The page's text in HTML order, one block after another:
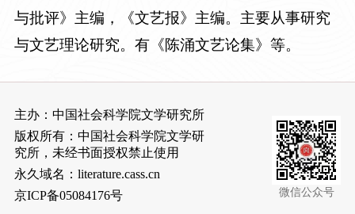
与批评》主编，《文艺报》主编。主要从事研究
与文艺理论研究。有《陈涌文艺论集》等。
主办：中国社会科学院文学研究所
版权所有：中国社会科学院文学研
究所，未经书面授权禁止使用
永久域名：literature.cass.cn
京ICP备05084176号
微信公众号